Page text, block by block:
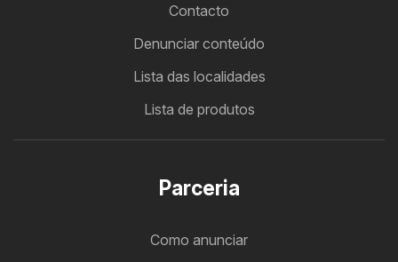
Contacto
Denunciar conteúdo
Lista das localidades
Lista de produtos
Parceria
Como anunciar